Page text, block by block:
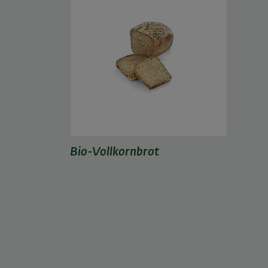
Bio-Vollkornbrot